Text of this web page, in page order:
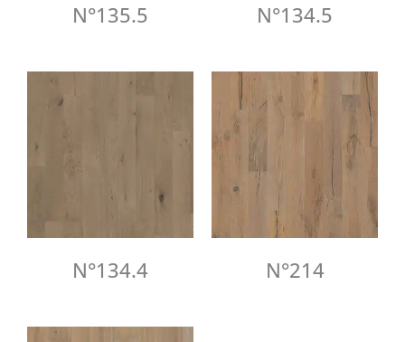
N°135.5 N°134.5
N°134.4 N°214